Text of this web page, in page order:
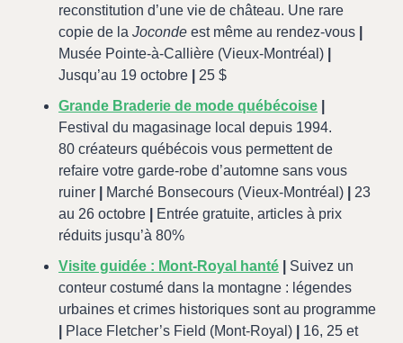
reconstitution d’une vie de château. Une rare
copie de la Joconde est même au rendez-vous
Musée Pointe-à-Callière (Vieux-Montréal)
Jusqu’au 19 octobre
25 $
Grande Braderie de mode québécoise
Festival du magasinage local depuis 1994.
80 créateurs québécois vous permettent de
refaire votre garde-robe d’automne sans vous
ruiner
Marché Bonsecours (Vieux-Montréal)
23
au 26 octobre
Entrée gratuite, articles à prix
réduits jusqu’à 80%
Visite guidée : Mont-Royal hanté
Suivez un
conteur costumé dans la montagne : légendes
Place Fletcher’s Field (Mont-Royal)
16, 25 et